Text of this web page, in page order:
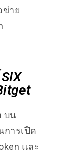
ข่าย
บน
ารเปิด
และ